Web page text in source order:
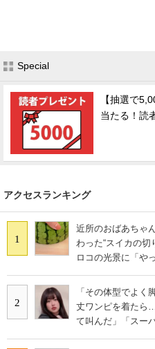
Special
【抽選で
当たる！読
アクセスランキング
1
近所のおばあちゃ
わった“スイカの
ロコの光景に「や
2
「その体型でよ
丈ワンピを着た
て叫んだ」「スー